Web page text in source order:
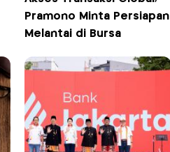
Pramono Minta Persiapan
Melantai di Bursa